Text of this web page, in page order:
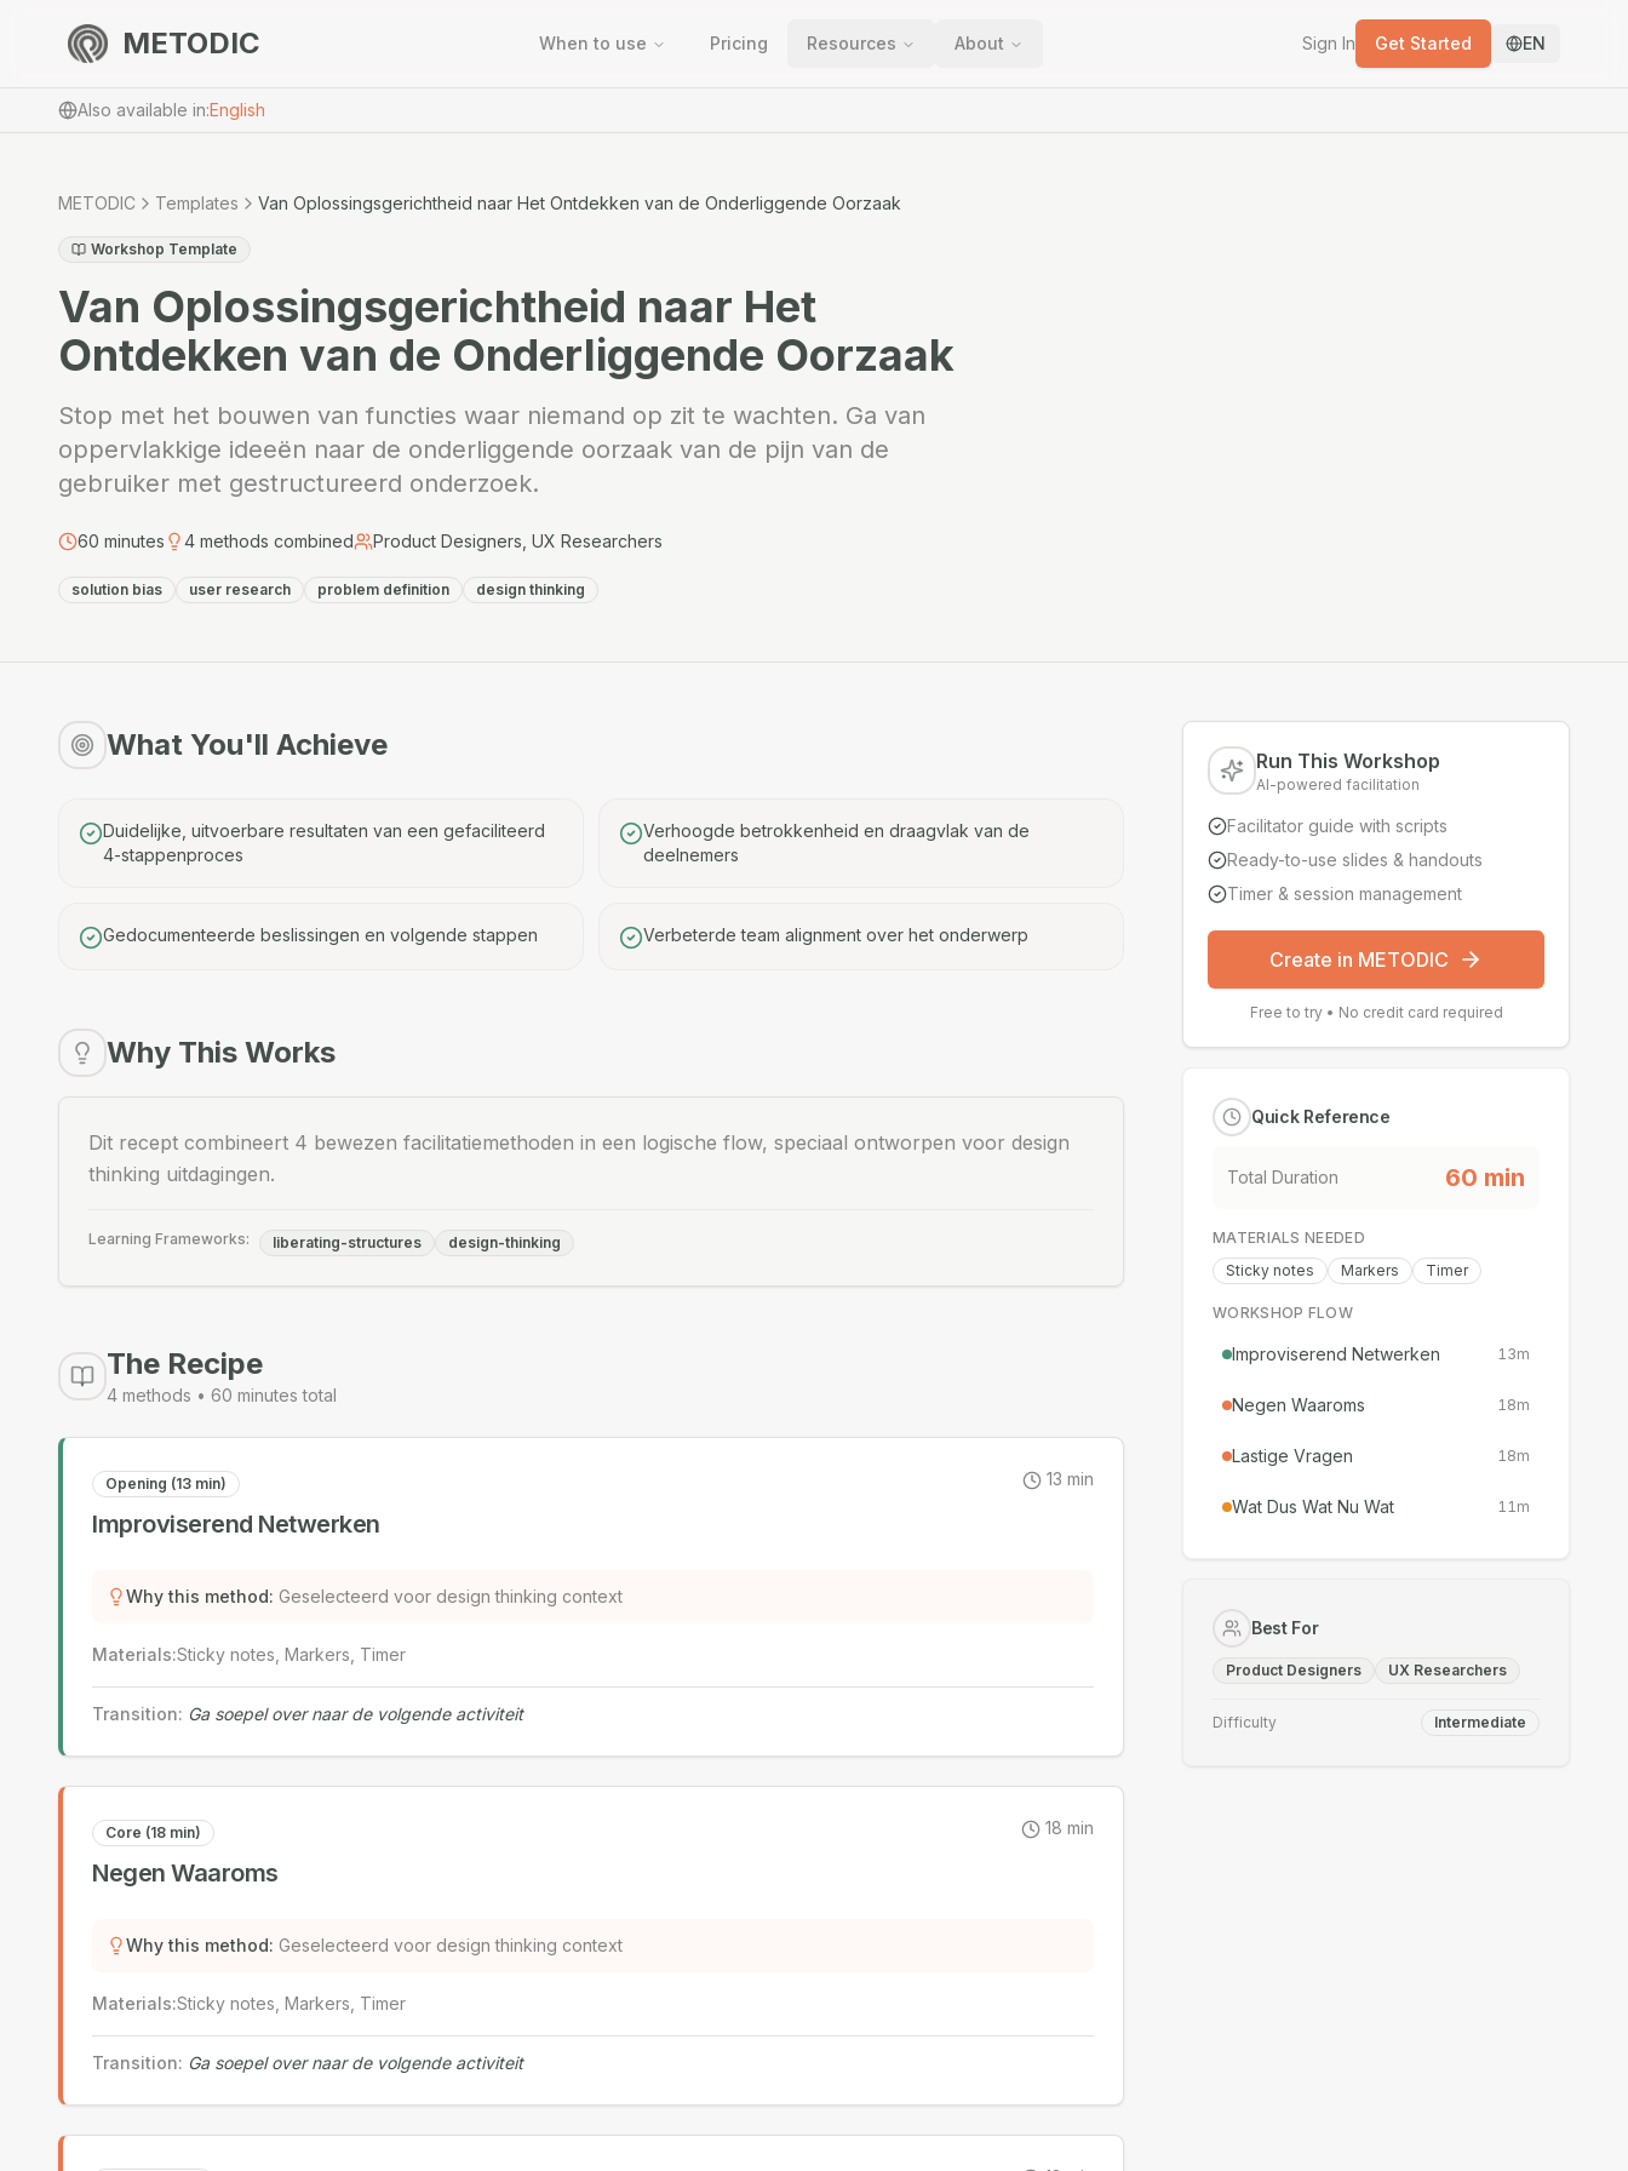
METODIC When to use Pricing Resources About Sign In Get Started EN
Also available in:English
METODIC Templates Van Oplossingsgerichtheid naar Het Ontdekken van de Onderliggende Oorzaak
Workshop Template
Van Oplossingsgerichtheid naar Het
Ontdekken van de Onderliggende Oorzaak
Stop met het bouwen van functies waar niemand op zit te wachten. Ga van
oppervlakkige ideeën naar de onderliggende oorzaak van de pijn van de
gebruiker met gestructureerd onderzoek.
60 minutes 4 methods combined Product Designers, UX Researchers
solution bias user research problem definition design thinking
What You'll Achieve
Duidelijke, uitvoerbare resultaten van een gefaciliteerd
4-stappenproces
Verhoogde betrokkenheid en draagvlak van de
deelnemers
Gedocumenteerde beslissingen en volgende stappen Verbeterde team alignment over het onderwerp
Why This Works
Dit recept combineert 4 bewezen facilitatiemethoden in een logische flow, speciaal ontworpen voor design
thinking uitdagingen.
Learning Frameworks: liberating-structures design-thinking
The Recipe
4 methods • 60 minutes total
Opening (13 min)
Improviserend Netwerken
13 min
Why this method: Geselecteerd voor design thinking context
Materials:Sticky notes, Markers, Timer
Transition: Ga soepel over naar de volgende activiteit
Core (18 min)
Negen Waaroms
18 min
Why this method: Geselecteerd voor design thinking context
Materials:Sticky notes, Markers, Timer
Transition: Ga soepel over naar de volgende activiteit
Run This Workshop
AI-powered facilitation
Facilitator guide with scripts
Ready-to-use slides & handouts
Timer & session management
Create in METODIC
Free to try • No credit card required
Quick Reference
Total Duration 60 min
MATERIALS NEEDED
Sticky notes
Markers Timer
WORKSHOP FLOW
Improviserend Netwerken 13m
Negen Waaroms 18m
Lastige Vragen 18m
Wat Dus Wat Nu Wat 11m
Best For
Product Designers UX Researchers
Difficulty Intermediate